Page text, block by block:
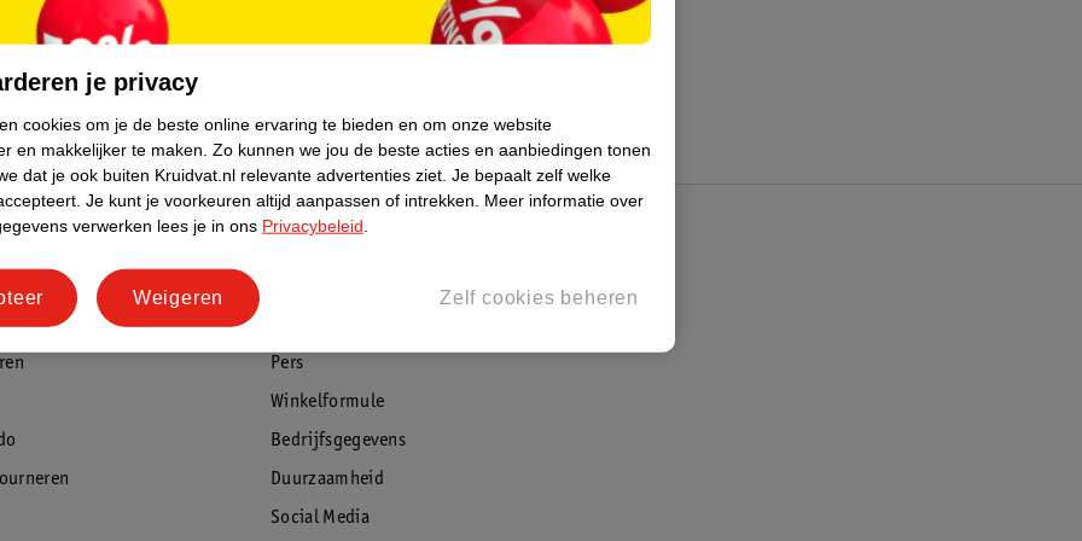
totdat je haar volledig bedekt is.
gewenste resultaat.
helder is.
haren of gebleekt haar. Over Kruidvat
Pers
Winkelformule
Bedrijfsgegevens
Duurzaamheid
Social Media
je privacy
cookies om je de beste online ervaring te bieden en om onze website
en makkelijker te maken. Zo kunnen we jou de beste acties en aanbiedingen tonen
dat je ook buiten Kruidvat.nl relevante advertenties ziet. Je bepaalt zelf welke
Je kunt je voorkeuren altijd aanpassen of intrekken.
Meer informatie over
verwerken lees je in ons Privacybeleid
Zelf cookies beheren
Weigeren